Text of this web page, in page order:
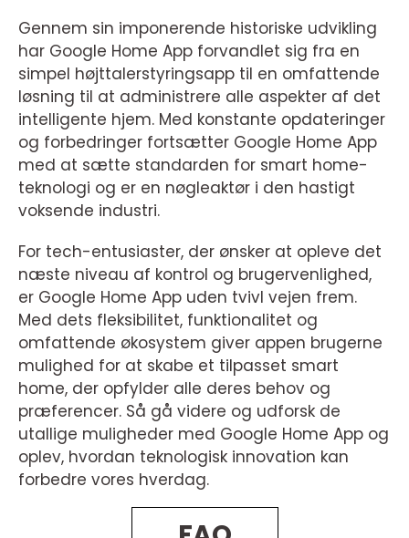
Gennem sin imponerende historiske udvikling
har Google Home App forvandlet sig fra en
simpel højttalerstyringsapp til en omfattende
løsning til at administrere alle aspekter af det
intelligente hjem. Med konstante opdateringer
og forbedringer fortsætter Google Home App
med at sætte standarden for smart home-
teknologi og er en nøgleaktør i den hastigt
voksende industri.
For tech-entusiaster, der ønsker at opleve det
næste niveau af kontrol og brugervenlighed,
er Google Home App uden tvivl vejen frem.
Med dets fleksibilitet, funktionalitet og
omfattende økosystem giver appen brugerne
mulighed for at skabe et tilpasset smart
home, der opfylder alle deres behov og
præferencer. Så gå videre og udforsk de
utallige muligheder med Google Home App og
oplev, hvordan teknologisk innovation kan
forbedre vores hverdag.